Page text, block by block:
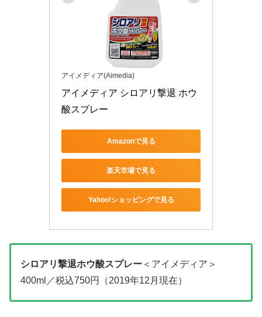
アイメディア(Aimedia)
アイメディア シロアリ撃退 ホウ
酸スプレー
Amazonで見る
楽天市場で見る
Yahoo!ショッピングで見る
シロアリ撃退ホウ酸スプレー ＜アイメディア＞
400ml／税込750円（2019年12月現在）